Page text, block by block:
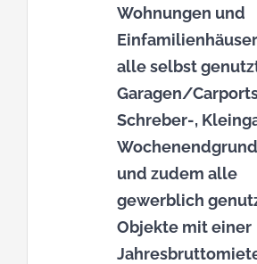
Wohnungen und
alle selbst
Garagen/
Schreber-,
und zudem alle
gewerblich
Objekte mit einer